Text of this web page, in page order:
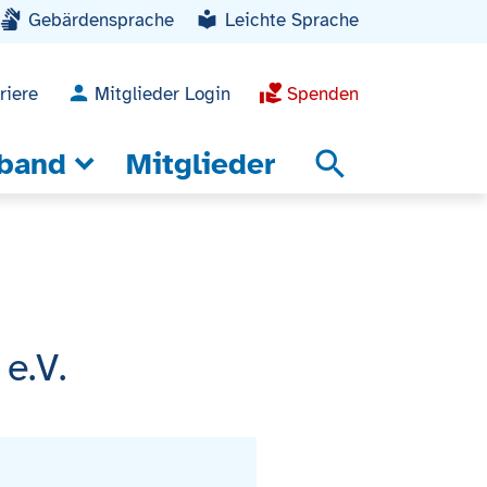
Gebärdensprache Leichte Sprache
Mitglieder Login Spenden
Mitglieder search